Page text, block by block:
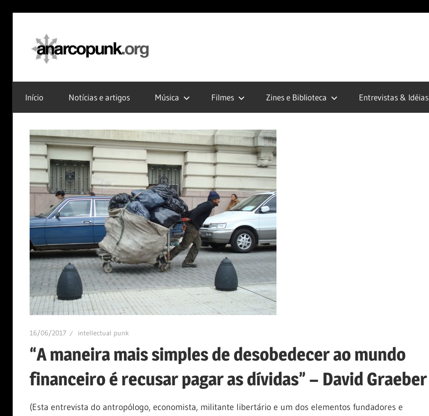
content
Início Notícias e artigos Música Filmes Zines e Biblioteca Entrevistas & Idéias
16/06/2017 intellectual punk
“A maneira mais simples de desobedecer ao mundo
financeiro é recusar pagar as dívidas” – David Graeber
(Esta entrevista do antropólogo, economista, militante libertário e um dos elementos fundadores e